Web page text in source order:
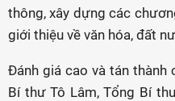
thông, xây dựng các
giới thiệu về văn hóa, đất
Đánh giá cao và tán thành
Bí thư Tô Lâm, Tổng Bí